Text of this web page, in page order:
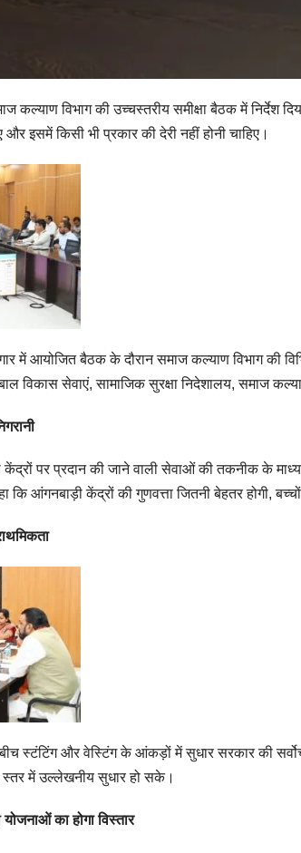
कल्याण विभाग की उच्चस्तरीय समीक्षा बैठक में निर्देश
इसमें किसी भी प्रकार की देरी नहीं होनी चाहिए।
आयोजित बैठक के दौरान समाज कल्याण विभाग की
विकास सेवाएं, सामाजिक सुरक्षा निदेशालय, समाज
केंद्रों पर प्रदान की जाने वाली सेवाओं की तकनीक के
कि आंगनबाड़ी केंद्रों की गुणवत्ता जितनी बेहतर होगी,
स्टंटिंग और वेस्टिंग के आंकड़ों में सुधार सरकार की
स्तर में उल्लेखनीय सुधार हो सके।
का होगा विस्तार